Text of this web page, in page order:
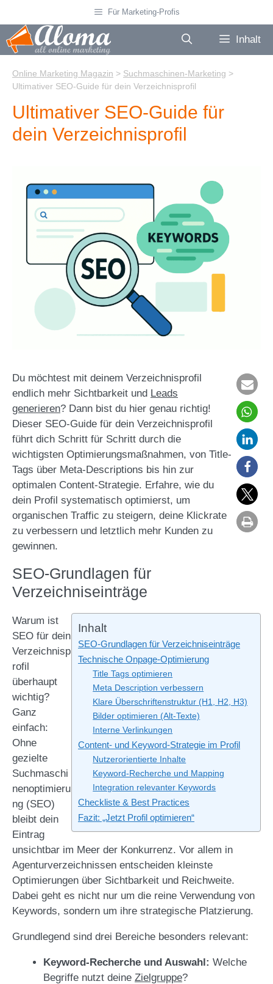
Inhalt
springen
Für Marketing-Profis
Inhalt
Online Marketing Magazin > Suchmaschinen-Marketing >
Ultimativer SEO-Guide für dein Verzeichnisprofil
Ultimativer SEO-Guide für
dein Verzeichnisprofil
Du möchtest mit deinem Verzeichnisprofil
endlich mehr Sichtbarkeit und Leads
generieren? Dann bist du hier genau richtig!
Dieser SEO-Guide für dein Verzeichnisprofil
führt dich Schritt für Schritt durch die
wichtigsten Optimierungsmaßnahmen, von Title-
Tags über Meta-Descriptions bis hin zur
optimalen Content-Strategie. Erfahre, wie du
dein Profil systematisch optimierst, um
organischen Traffic zu steigern, deine Klickrate
zu verbessern und letztlich mehr Kunden zu
gewinnen.
SEO-Grundlagen für
Verzeichniseinträge
Inhalt
SEO-Grundlagen für Verzeichniseinträge
Technische Onpage-Optimierung
Title Tags optimieren
Meta Description verbessern
Klare Überschriftenstruktur (H1, H2, H3)
Bilder optimieren (Alt-Texte)
Interne Verlinkungen
Content- und Keyword-Strategie im Profil
Nutzerorientierte Inhalte
Keyword-Recherche und Mapping
Integration relevanter Keywords
Checkliste & Best Practices
Fazit: „Jetzt Profil optimieren“
Warum ist
SEO für dein
Verzeichnisp
rofil
überhaupt
wichtig?
Ganz
einfach:
Ohne
gezielte
Suchmaschi
nenoptimieru
ng (SEO)
bleibt dein
Eintrag
unsichtbar im Meer der Konkurrenz. Vor allem in
Agenturverzeichnissen entscheiden kleinste
Optimierungen über Sichtbarkeit und Reichweite.
Dabei geht es nicht nur um die reine Verwendung von
Keywords, sondern um ihre strategische Platzierung.
Grundlegend sind drei Bereiche besonders relevant:
Keyword-Recherche und Auswahl: Welche
Begriffe nutzt deine Zielgruppe?